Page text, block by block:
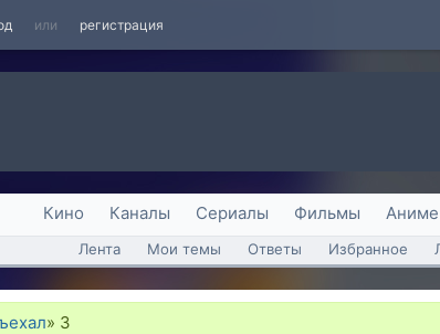
или регистрация
Кино Каналы Сериалы Фильмы Аниме
Лента Мои темы Ответы Избранное
» 3